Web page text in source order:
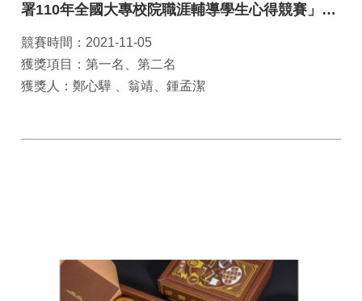
署110年全國大專校院職涯輔導學生心得競賽」雙
競賽時間：2021-11-05
獲獎項目：第一名、第二名
獲獎人：鄭心驊 、翁靖、鍾孟潔